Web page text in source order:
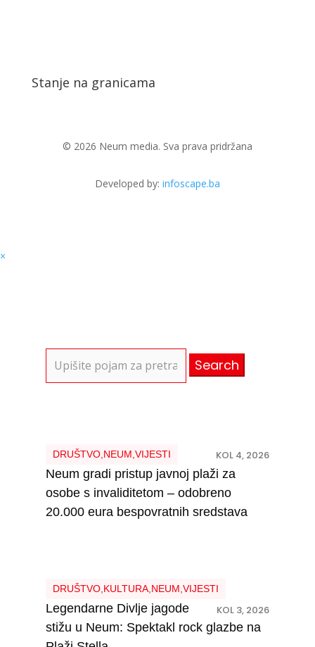
Stanje na granicama
© 2026 Neum media. Sva prava pridržana
Developed by: infoscape.ba
×
for:
DRUŠTVO, NEUM VIJESTI KOL 4, 2026
Neum gradi pristup javnoj plaži za
osobe s invaliditetom – odobreno
20.000 eura bespovratnih sredstava
DRUŠTVO, KULTURA, NEUM VIJESTI
KOL 3, 2026
Legendarne Divlje jagode
stižu u Neum: Spektakl rock glazbe na